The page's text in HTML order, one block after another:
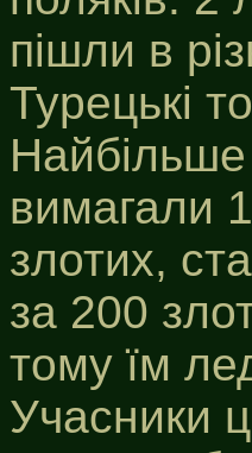
пішли в
Турецькі
Найбільше
вимагали
злотих,
за 200
тому їм
Учасники